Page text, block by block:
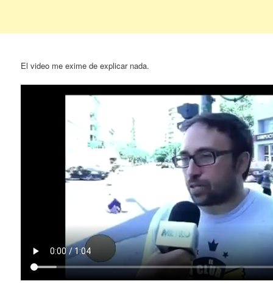
El video me exime de explicar nada.